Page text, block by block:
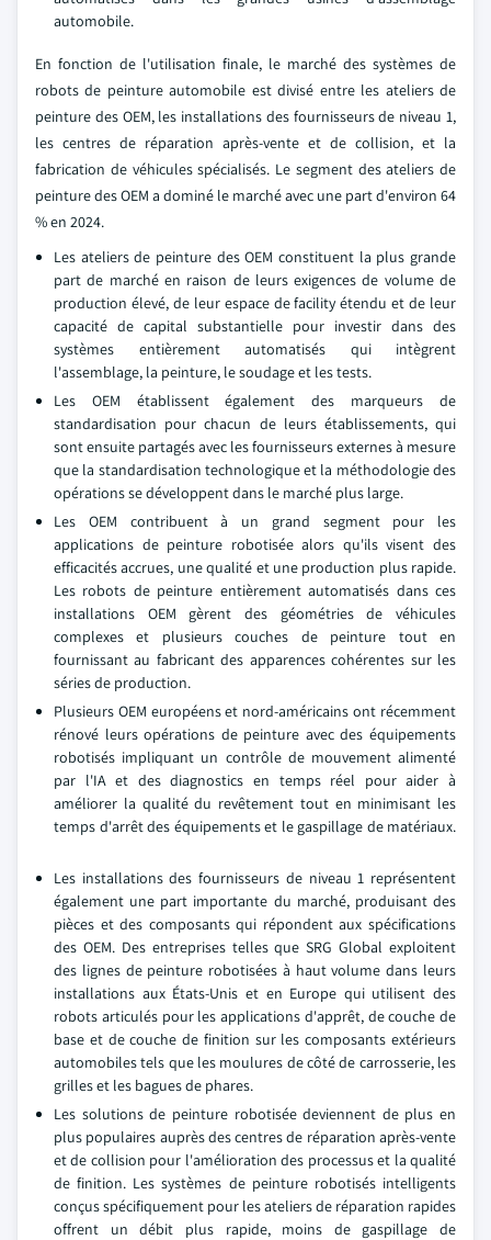
automobile.
En fonction de l'utilisation finale, le marché des systèmes de
robots de peinture automobile est divisé entre les ateliers de
peinture des OEM, les installations des fournisseurs de niveau 1,
les centres de réparation après-vente et de collision, et la
fabrication de véhicules spécialisés. Le segment des ateliers de
peinture des OEM a dominé le marché avec une part d'environ 64
% en 2024.
Les ateliers de peinture des OEM constituent la plus grande
part de marché en raison de leurs exigences de volume de
production élevé, de leur espace de facility étendu et de leur
capacité de capital substantielle pour investir dans des
systèmes entièrement automatisés qui intègrent
l'assemblage, la peinture, le soudage et les tests.
Les OEM établissent également des marqueurs de
standardisation pour chacun de leurs établissements, qui
sont ensuite partagés avec les fournisseurs externes à mesure
que la standardisation technologique et la méthodologie des
opérations se développent dans le marché plus large.
Les OEM contribuent à un grand segment pour les
applications de peinture robotisée alors qu'ils visent des
efficacités accrues, une qualité et une production plus rapide.
Les robots de peinture entièrement automatisés dans ces
installations OEM gèrent des géométries de véhicules
complexes et plusieurs couches de peinture tout en
fournissant au fabricant des apparences cohérentes sur les
séries de production.
Plusieurs OEM européens et nord-américains ont récemment
rénové leurs opérations de peinture avec des équipements
robotisés impliquant un contrôle de mouvement alimenté
par l'IA et des diagnostics en temps réel pour aider à
améliorer la qualité du revêtement tout en minimisant les
temps d'arrêt des équipements et le gaspillage de matériaux.
Les installations des fournisseurs de niveau 1 représentent
également une part importante du marché, produisant des
pièces et des composants qui répondent aux spécifications
des OEM. Des entreprises telles que SRG Global exploitent
des lignes de peinture robotisées à haut volume dans leurs
installations aux États-Unis et en Europe qui utilisent des
robots articulés pour les applications d'apprêt, de couche de
base et de couche de finition sur les composants extérieurs
automobiles tels que les moulures de côté de carrosserie, les
grilles et les bagues de phares.
Les solutions de peinture robotisée deviennent de plus en
plus populaires auprès des centres de réparation après-vente
et de collision pour l'amélioration des processus et la qualité
de finition. Les systèmes de peinture robotisés intelligents
conçus spécifiquement pour les ateliers de réparation rapides
offrent un débit plus rapide, moins de gaspillage de